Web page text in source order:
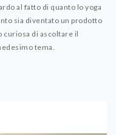
al fatto di quanto lo yoga
sia diventato un prodotto
curiosa di ascoltare il
tema.